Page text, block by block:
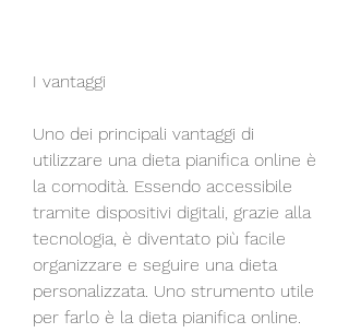
I vantaggi
Uno dei principali vantaggi di
utilizzare una dieta pianifica online è
la comodità. Essendo accessibile
tramite dispositivi digitali, grazie alla
tecnologia, è diventato più facile
organizzare e seguire una dieta
personalizzata. Uno strumento utile
per farlo è la dieta pianifica online.